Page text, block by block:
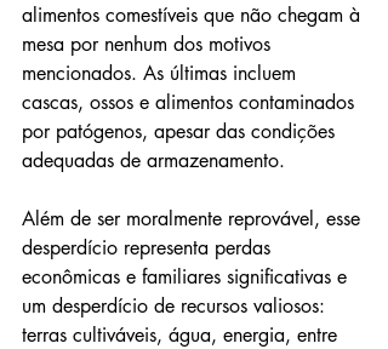
alimentos comestíveis que não chegam à
mesa por nenhum dos motivos
mencionados. As últimas incluem
cascas, ossos e alimentos contaminados
por patógenos, apesar das condições
adequadas de armazenamento.
Além de ser moralmente reprovável, esse
desperdício representa perdas
econômicas e familiares significativas e
um desperdício de recursos valiosos:
terras cultiváveis, água, energia, entre